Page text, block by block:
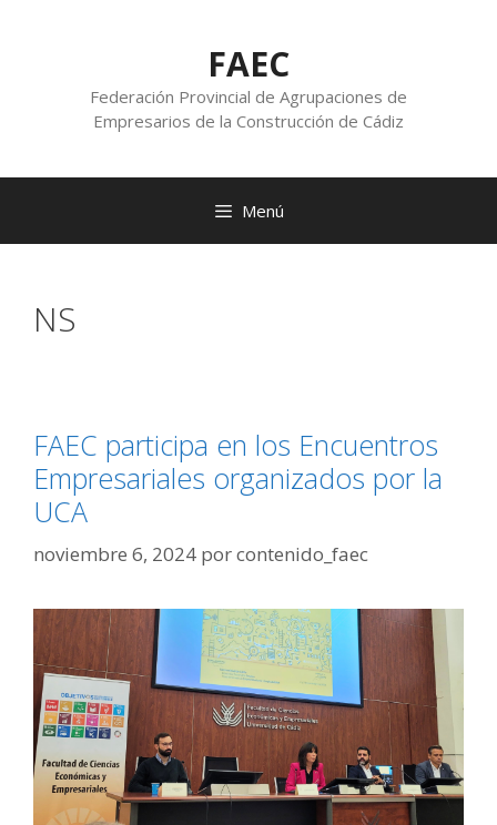
FAEC
Federación Provincial de Agrupaciones de
Empresarios de la Construcción de Cádiz
Menú
NS
FAEC participa en los Encuentros
Empresariales organizados por la
UCA
noviembre 6, 2024 porcontenido_faec